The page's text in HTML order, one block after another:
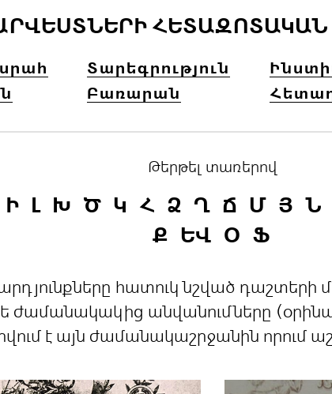
Տարեգրություն
Բառարան
Թերթել տառերով
Ի Լ Խ Ծ Կ Հ Ձ Ղ Ճ Մ Յ Ն
Ք ԵՎ Օ Ֆ
հատուկ նշված
անվանումները
է այն ժամանակաշրջանին որում